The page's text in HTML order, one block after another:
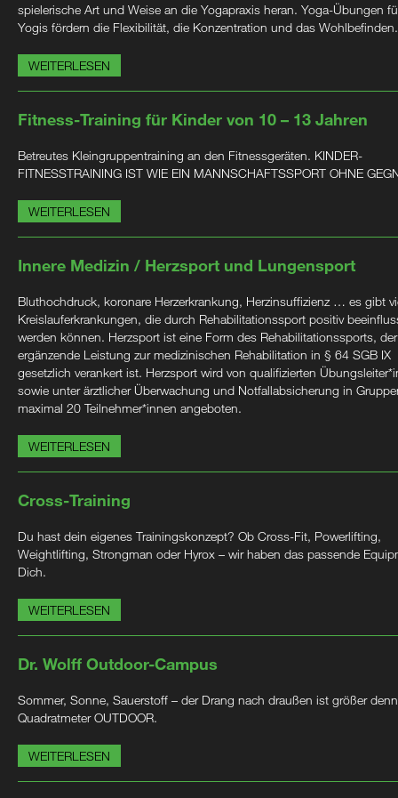
spielerische Art und Weise an die Yogapraxis heran. Yoga-Übungen
Yogis fördern die Flexibilität, die Konzentration und das Wohlbefinden.
WEITERLESEN
Fitness-Training für Kinder von 10 – 13 Jahren
Betreutes Kleingruppentraining an den Fitnessgeräten. KINDER-
FITNESSTRAINING IST WIE EIN MANNSCHAFTSSPORT OHNE
WEITERLESEN
Innere Medizin / Herzsport und Lungensport
Bluthochdruck, koronare Herzerkrankung, Herzinsuffizienz … es gibt
Kreislauferkrankungen, die durch Rehabilitationssport positiv
werden können. Herzsport ist eine Form des Rehabilitationssports,
ergänzende Leistung zur medizinischen Rehabilitation in § 64 SGB IX
gesetzlich verankert ist. Herzsport wird von qualifizierten
sowie unter ärztlicher Überwachung und Notfallabsicherung in
maximal 20 Teilnehmer*innen angeboten.
WEITERLESEN
Cross-Training
Du hast dein eigenes Trainingskonzept? Ob Cross-Fit, Powerlifting,
Weightlifting, Strongman oder Hyrox – wir haben das passende
Dich.
WEITERLESEN
Dr. Wolff Outdoor-Campus
Sommer, Sonne, Sauerstoff – der Drang nach draußen ist größer
Quadratmeter OUTDOOR.
WEITERLESEN